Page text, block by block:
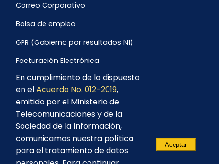
Correo Corporativo
Bolsa de empleo
GPR (Gobierno por resultados N1)
Facturación Electrónica
Archivo Histórico de Facturación
Portal Ambiental y Social
Proyecto Geotérmico Chachimbiro
Contratación consultoría mediante “Lista Corta”
Reglamento de Procesos Asociativos
En cumplimiento de lo dispuesto
en elAcuerdo No. 012-2019,
emitido por el Ministerio de
Telecomunicaciones y de la
Sociedad de la Información,
comunicamos nuestra política
para el tratamiento de datos
Aceptar